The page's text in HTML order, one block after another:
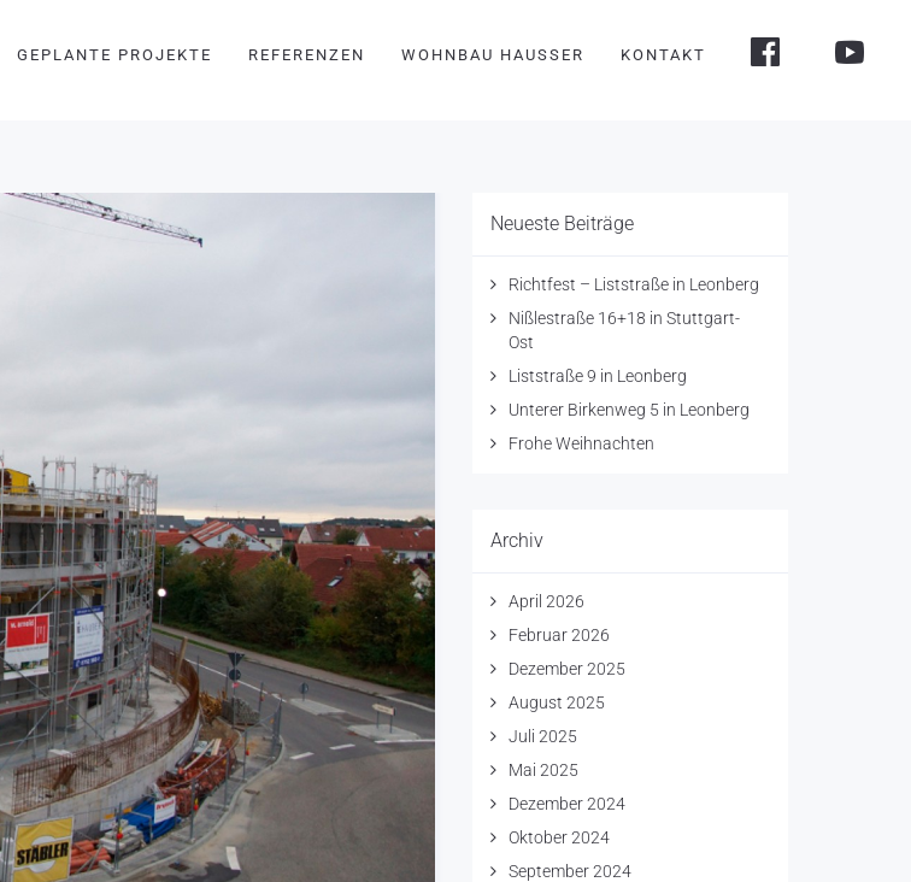
GEPLANTE PROJEKTE REFERENZEN WOHNBAU HAUSSER KONTAKT
Neueste Beiträge
Richtfest – Liststraße in Leonberg
Nißlestraße 16+18 in Stuttgart-
Ost
Liststraße 9 in Leonberg
Unterer Birkenweg 5 in Leonberg
Frohe Weihnachten
Archiv
April 2026
Februar 2026
Dezember 2025
August 2025
Juli 2025
Mai 2025
Dezember 2024
Oktober 2024
September 2024